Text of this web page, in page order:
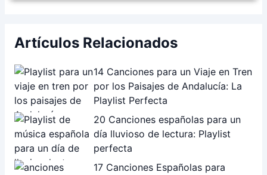
Artículos Relacionados
14 Canciones para un Viaje en Tren
por los Paisajes de Andalucía: La
Playlist Perfecta
20 Canciones españolas para un
día lluvioso de lectura: Playlist
perfecta
17 Canciones Españolas para